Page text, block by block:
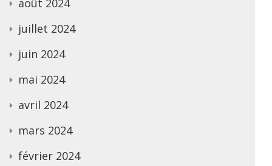
juillet 2024
juin 2024
mai 2024
avril 2024
mars 2024
février 2024